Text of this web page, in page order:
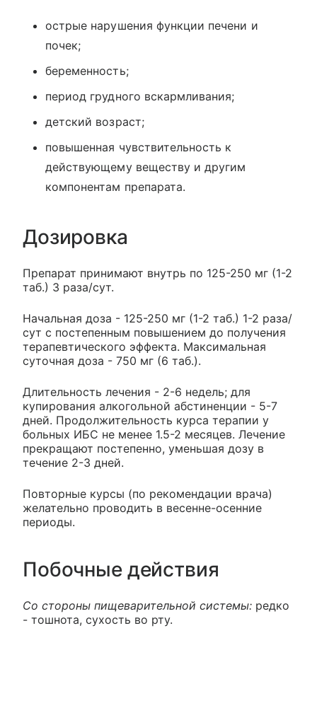
острые нарушения функции печени и
почек;
беременность;
период грудного вскармливания;
детский возраст;
повышенная чувствительность к
действующему веществу и другим
компонентам препарата.
Дозировка
Препарат принимают внутрь по 125-250 мг (1-2
таб.) 3 раза/сут.
Начальная доза - 125-250 мг (1-2 таб.) 1-2 раза/
сут с постепенным повышением до получения
терапевтического эффекта. Максимальная
суточная доза - 750 мг (6 таб.).
Длительность лечения - 2-6 недель; для
купирования алкогольной абстиненции - 5-7
дней. Продолжительность курса терапии у
больных ИБС не менее 1.5-2 месяцев. Лечение
прекращают постепенно, уменьшая дозу в
течение 2-3 дней.
Повторные курсы (по рекомендации врача)
желательно проводить в весенне-осенние
периоды.
Побочные действия
Со стороны пищеварительной системы: редко
- тошнота, сухость во рту.